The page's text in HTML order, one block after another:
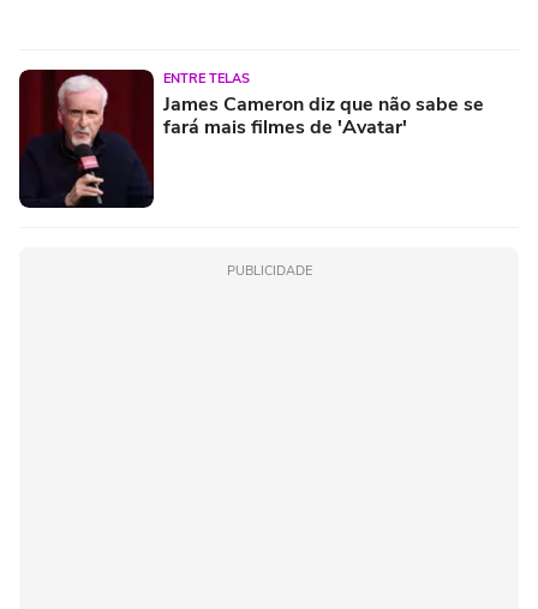
ENTRE TELAS
James Cameron diz que não sabe se
fará mais filmes de 'Avatar'
PUBLICIDADE